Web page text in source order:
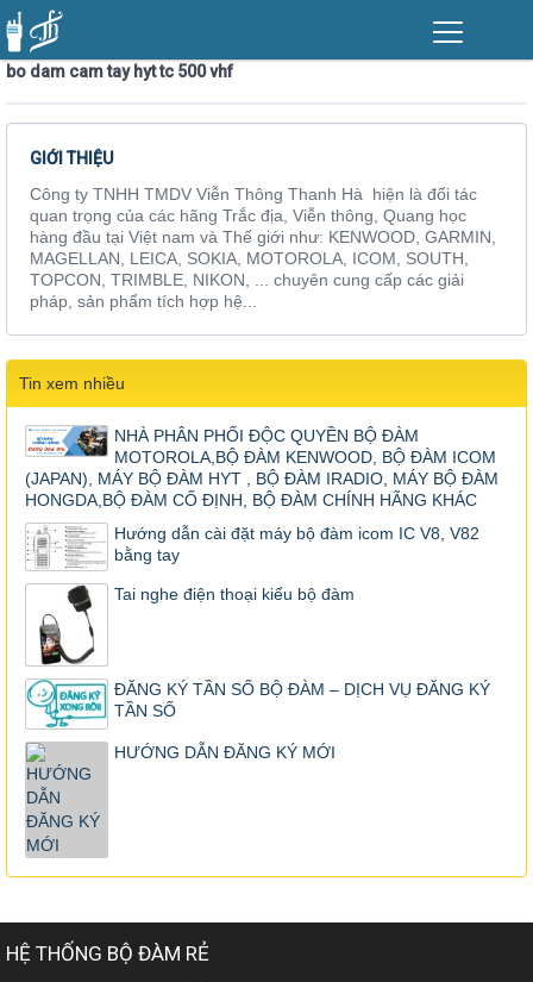
bo dam cam tay hyt tc 500 vhf
GIỚI THIỆU
Công ty TNHH TMDV Viễn Thông Thanh Hà hiện là đối tác
quan trọng của các hãng Trắc địa, Viễn thông, Quang học
hàng đầu tại Việt nam và Thế giới như: KENWOOD, GARMIN,
MAGELLAN, LEICA, SOKIA, MOTOROLA, ICOM, SOUTH,
TOPCON, TRIMBLE, NIKON, ... chuyên cung cấp các giải
pháp, sản phẩm tích hợp hệ...
Tin xem nhiều
NHÀ PHÂN PHỐI ĐỘC QUYỀN BỘ ĐÀM
MOTOROLA,BỘ ĐÀM KENWOOD, BỘ ĐÀM ICOM
(JAPAN), MÁY BỘ ĐÀM HYT , BỘ ĐÀM IRADIO, MÁY BỘ ĐÀM
HONGDA,BỘ ĐÀM CỐ ĐỊNH, BỘ ĐÀM CHÍNH HÃNG KHÁC
Hướng dẫn cài đặt máy bộ đàm icom IC V8, V82
bằng tay
Tai nghe điện thoại kiểu bộ đàm
ĐĂNG KÝ TẦN SỐ BỘ ĐÀM – DỊCH VỤ ĐĂNG KÝ
TẦN SỐ
HƯỚNG DẪN ĐĂNG KÝ MỚI
HỆ THỐNG BỘ ĐÀM RẺ